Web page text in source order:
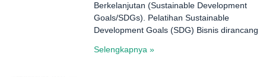
Berkelanjutan (Sustainable Development
Goals/SDGs). Pelatihan Sustainable
Development Goals (SDG) Bisnis dirancang
Selengkapnya »